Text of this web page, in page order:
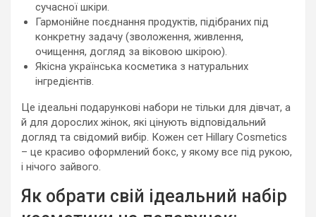
сучасної шкіри.
Гармонійне поєднання продуктів, підібраних під
конкретну задачу (зволоження, живлення,
очищення, догляд за віковою шкірою).
Якісна українська косметика з натуральних
інгредієнтів.
Це ідеальні подарункові набори не тільки для дівчат, а
й для дорослих жінок, які цінують відповідальний
догляд та свідомий вибір. Кожен сет Hillary Cosmetics
– це красиво оформлений бокс, у якому все під рукою,
і нічого зайвого.
Як обрати свій ідеальний набір